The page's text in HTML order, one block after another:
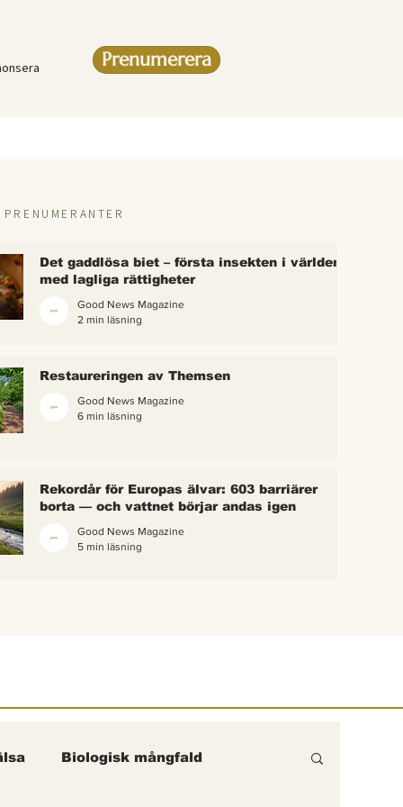
Prenumerera
–
i
gick
Det gaddlösa biet – första insekten i världen
med lagliga rättigheter
Good News Magazine
2 min läsning
Restaureringen av Themsen
Good News Magazine
6 min läsning
Rekordår för Europas älvar: 603 barriärer
borta — och vattnet börjar andas igen
Good News Magazine
5 min läsning
Biologisk mångfald